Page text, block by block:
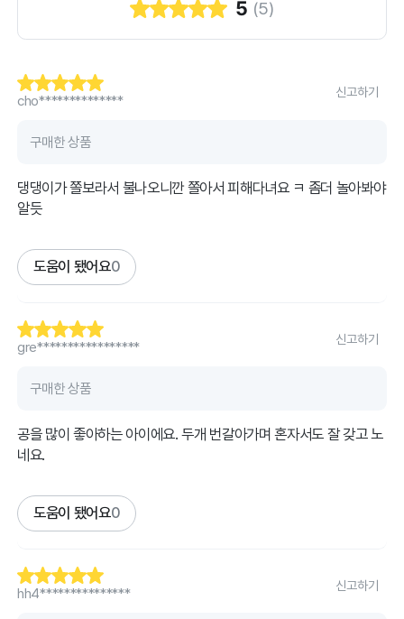
5 (5)
cho**************
신고하기
구매한 상품
댕댕이가 쫄보라서 불나오니깐 쫄아서 피해다녀요 ㅋ 좀더 놀아봐야
알듯
도움이 됐어요0
gre*****************
신고하기
구매한 상품
공을 많이 좋아하는 아이에요. 두개 번갈아가며 혼자서도 잘 갖고 노
네요.
도움이 됐어요0
hh4***************
신고하기